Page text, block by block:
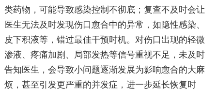
类药物，可能导致感染控制不彻底；复查不及时会让
医生无法及时发现伤口愈合中的异常，如隐性感染、
皮下积液等，错过最佳干预时机。对伤口出现的轻微
渗液、疼痛加剧、局部发热等信号重视不足，未及时
告知医生，会导致小问题逐渐发展为影响愈合的大麻
烦，甚至引发更严重的并发症，进一步延长恢复时